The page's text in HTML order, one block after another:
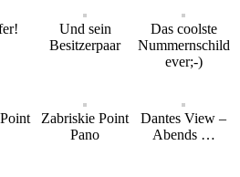
Und sein
Besitzerpaar
Das coolste
Nummernschild
ever;-)
Zabriskie Point
Pano
Dantes View –
Abends …